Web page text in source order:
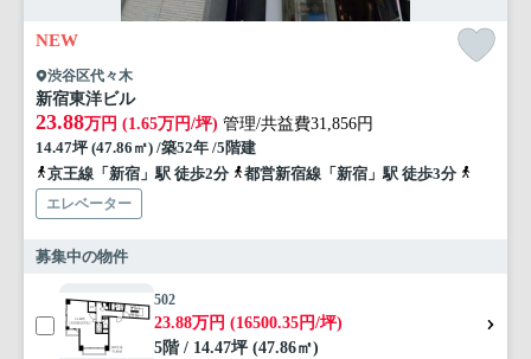
NEW
渋谷区代々木
新宿東洋ビル
23.88万円 (1.65万円/坪) 管理/共益費31,856円
14.47坪 (47.86㎡) /築52年 /5階建
京王線「新宿」駅 徒歩2分
都営新宿線「新宿」駅 徒歩3分
エレベーター
募集中の物件
502
23.88万円 (16500.35円/坪)
5階 / 14.47坪 (47.86㎡)